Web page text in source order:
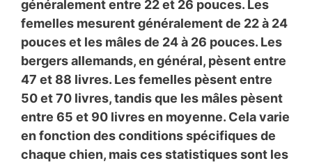
généralement entre 22 et 26 pouces. Les
femelles mesurent généralement de 22 à 24
pouces et les mâles de 24 à 26 pouces. Les
bergers allemands, en général, pèsent entre
47 et 88 livres. Les femelles pèsent entre
50 et 70 livres, tandis que les mâles pèsent
entre 65 et 90 livres en moyenne. Cela varie
en fonction des conditions spécifiques de
chaque chien, mais ces statistiques sont les